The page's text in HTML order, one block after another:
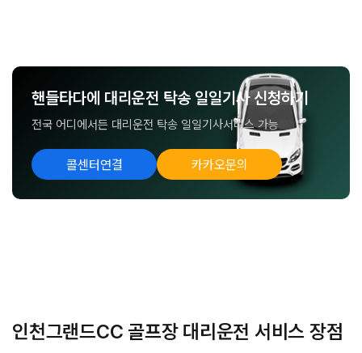
핸들타다에 대리운전 탁송 일일기사 신청하기
전국 어디에서든 대리운전 탁송 일일기사서비스 가능
콜센터연결 카카오문의
인천그랜드CC 골프장 대리운전 서비스 장점